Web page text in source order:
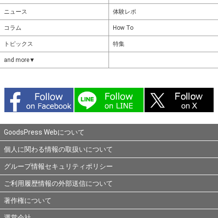
ニュース 体験レポ
コラム How To
トピックス 特集
and more▼
GoodsPress Webについて
個人に関わる情報の取扱いについて
グループ情報セキュリティポリシー
ご利用履歴情報の外部送信について
著作権について